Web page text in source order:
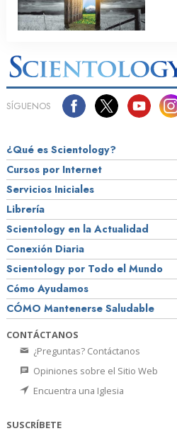
SÍGUENOS
¿Qué es Scientology?
Cursos por Internet
Servicios Iniciales
Librería
Scientology en la Actualidad
Conexión Diaria
Scientology por Todo el Mundo
Cómo Ayudamos
CÓMO Mantenerse Saludable
CONTÁCTANOS
¿Preguntas? Contáctanos
Opiniones sobre el Sitio Web
Encuentra una Iglesia
SUSCRÍBETE